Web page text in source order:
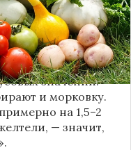
сентября, а
Самое
на грядке,
или понижение
значений.
и морковку.
на 1,5–2
— значит,